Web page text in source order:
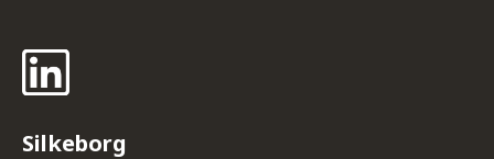
Silkeborg